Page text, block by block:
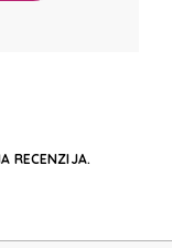
RECENZIJA.